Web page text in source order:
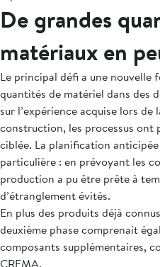
De grandes
matériaux en
Le principal défi a une nouvelle
quantités de matériel dans des
sur l’expérience acquise lors de
construction, les processus ont
ciblée. La planification
particulière : en prévoyant les
production a pu être prête à
d’étranglement évités.
En plus des produits déjà
deuxième phase comprenait
composants supplémentaires,
CREMA.